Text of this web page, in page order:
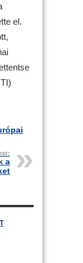
el.
a